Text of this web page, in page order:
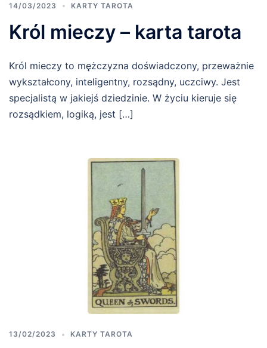
14/03/2023 KARTY TAROTA
Król mieczy – karta tarota
Król mieczy to mężczyzna doświadczony, przeważnie
wykształcony, inteligentny, rozsądny, uczciwy. Jest
specjalistą w jakiejś dziedzinie. W życiu kieruje się
rozsądkiem, logiką, jest […]
13/02/2023 KARTY TAROTA